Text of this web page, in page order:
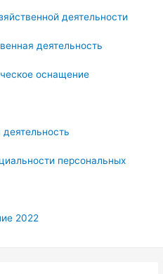
деятельности
деятельность
оснащение
персональных
2022